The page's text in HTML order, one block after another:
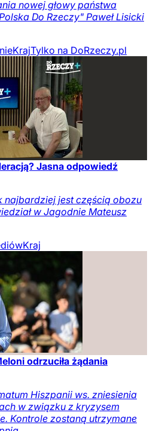
nowej głowy państwa
Do Rzeczy" Paweł Lisicki
KrajTylko na DoRzeczy.pl
Jasna odpowiedź
najbardziej jest częścią obozu
w Jagodnie Mateusz
Kraj
odrzuciła żądania
Hiszpanii ws. zniesienia
w związku z kryzysem
Kontrole zostaną utrzymane